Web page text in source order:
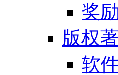
奖
版权
软